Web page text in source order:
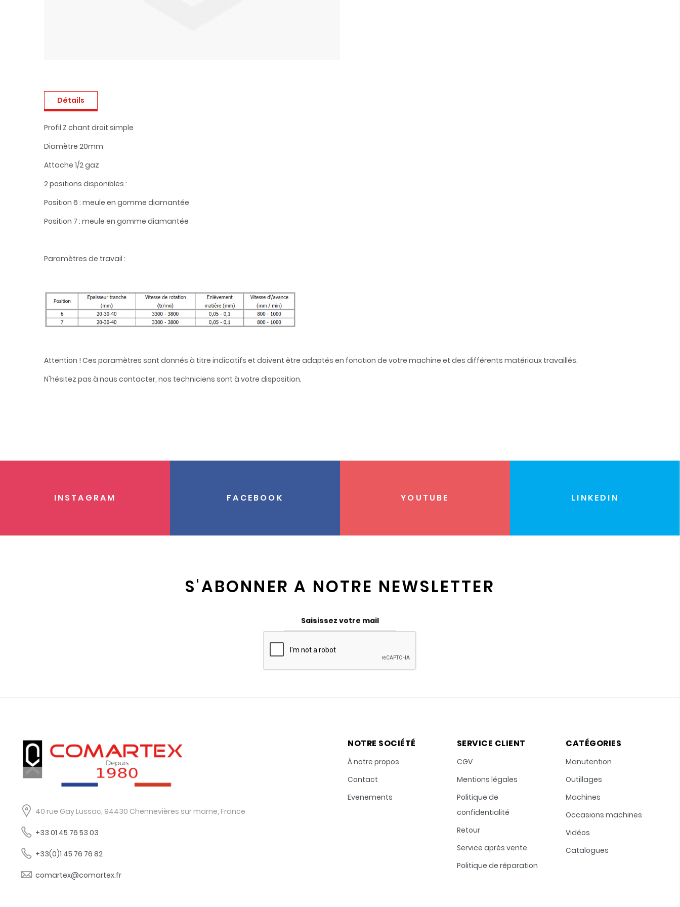
Détails
Profil Z chant droit simple
Diamètre 20mm
Attache 1/2 gaz
2 positions disponibles :
Position 6 : meule en gomme diamantée
Position 7 : meule en gomme diamantée
Paramètres de travail :
Attention ! Ces paramètres sont donnés à titre indicatifs et doivent être adaptés en fonction de votre machine et des différents matériaux travaillés.
N'hésitez pas à nous contacter, nos techniciens sont à votre disposition.
INSTAGRAM FACEBOOK YOUTUBE LINKEDIN
S'ABONNER A NOTRE NEWSLETTER
40 rue Gay Lussac, 94430 Chennevières sur marne, France
+33 01 45 76 53 03
+33(0)1 45 76 76 82
comartex@comartex.fr
NOTRE SOCIÉTÉ
À notre propos
Contact
Evenements
SERVICE CLIENT
CGV
Mentions légales
Politique de
confidentialité
Retour
Service après vente
Politique de réparation
CATÉGORIES
Manutention
Outillages
Machines
Occasions machines
Vidéos
Catalogues